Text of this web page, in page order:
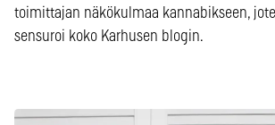
toimittajan näkökulmaa kannabikseen,
sensuroi koko Karhusen blogin.